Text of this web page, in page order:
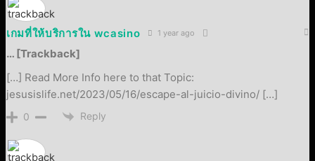
เกมที่ให้บริการใน wcasino 1 year ago
… [Trackback]
[…] Read More Info here to that Topic:
jesusislife.net/2023/05/16/escape-al-juicio-divino/ […]
0 Reply